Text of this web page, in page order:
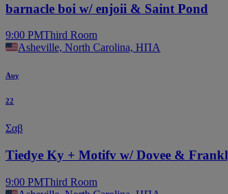
barnacle boi w/ enjoii & Saint Pond
9:00 PMThird Room
Asheville, North Carolina, ΗΠΑ
Αυγ
22
Σαβ
Tiedye Ky + Motifv w/ Dovee &
9:00 PMThird Room